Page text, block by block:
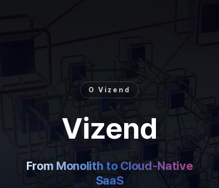
О Vizend
Vizend
From Monolith to Cloud-Native
SaaS